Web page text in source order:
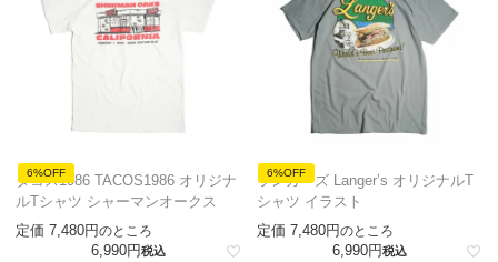
6%OFF
タコス1986 TACOS1986 オリジナ
ルTシャツ シャーマンオークス
定価 7,480 のところ
6,990 税込
6%OFF
ランガーズ Langer’s オリジナルT
シャツ イラスト
定価 7,480 のところ
6,990 税込